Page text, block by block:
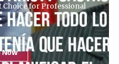
Choice for Professional
Now